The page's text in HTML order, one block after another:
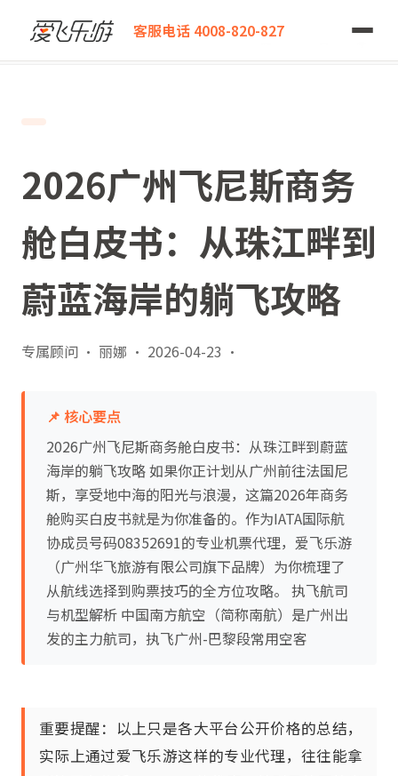
客服电话 4008-820-827
爱飞乐游
2026广州飞尼斯商务舱白皮书：从珠江畔到蔚蓝海岸的躺飞攻略
2026广州飞尼斯商务
舱白皮书：从珠江畔到
蔚蓝海岸的躺飞攻略
专属顾问 · 丽娜 · 2026-04-23 ·
📌 核心要点
2026广州飞尼斯商务舱白皮书：从珠江畔到蔚蓝
海岸的躺飞攻略 如果你正计划从广州前往法国尼
斯，享受地中海的阳光与浪漫，这篇2026年商务
舱购买白皮书就是为你准备的。作为IATA国际航
协成员号码08352691的专业机票代理，爱飞乐游
（广州华飞旅游有限公司旗下品牌）为你梳理了
从航线选择到购票技巧的全方位攻略。 执飞航司
与机型解析 中国南方航空（简称南航）是广州出
发的主力航司，执飞广州-巴黎段常用空客
重要提醒：以上只是各大平台公开价格的总结，
实际上通过爱飞乐游这样的专业代理，往往能拿